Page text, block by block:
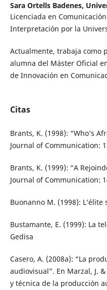
Sara Ortells Badenes,
Licenciada en
Interpretación por la
Actualmente, trabaja como
alumna del Máster Oficial
de Innovación en
Citas
Brants, K. (1998): “Who’s
Journal of Communication:
Brants, K. (1999): “A
Journal of Communication:
Buonanno M. (1998):
Bustamante, E. (1999): La
Gedisa
Casero, A. (2008a): “La
audiovisual”. En Marzal, J.
y técnica de la producción